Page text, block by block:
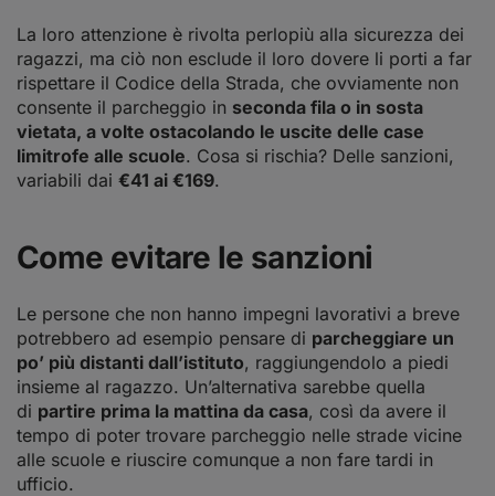
La loro attenzione è rivolta perlopiù alla sicurezza dei
ragazzi, ma ciò non esclude il loro dovere li porti a far
rispettare il Codice della Strada, che ovviamente non
consente il parcheggio in seconda fila o in sosta
vietata, a volte ostacolando le uscite delle case
limitrofe alle scuole. Cosa si rischia? Delle sanzioni,
variabili dai €41 ai €169.
Come evitare le sanzioni
Le persone che non hanno impegni lavorativi a breve
potrebbero ad esempio pensare di parcheggiare un
po’ più distanti dall’istituto, raggiungendolo a piedi
insieme al ragazzo. Un’alternativa sarebbe quella
di partire prima la mattina da casa, così da avere il
tempo di poter trovare parcheggio nelle strade vicine
alle scuole e riuscire comunque a non fare tardi in
ufficio.